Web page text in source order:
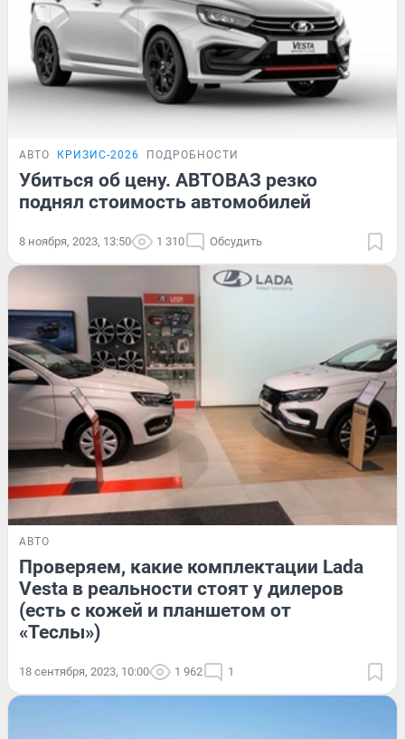
АВТО КРИЗИС-2026 ПОДРОБНОСТИ
Убиться об цену. АВТОВАЗ резко
поднял стоимость автомобилей
8 ноября, 2023, 13:50 1 310 Обсудить
АВТО
Проверяем, какие комплектации Lada
Vesta в реальности стоят у дилеров
(есть с кожей и планшетом от
«Теслы»)
18 сентября, 2023, 10:00 1 962 1